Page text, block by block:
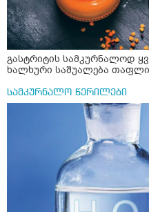
გასტრიტის სამკურნალოდ
ხალხური საშუალება
სამკურნალო წერილები